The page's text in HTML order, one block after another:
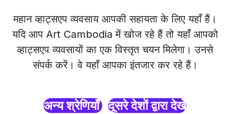
महान व्हाट्सएप व्यवसाय आपकी सहायता के लिए यहाँ हैं।
यदि आप Art Cambodia में खोज रहे हैं तो यहाँ आपको
व्हाट्सएप व्यवसायों का एक विस्तृत चयन मिलेगा। उनसे
संपर्क करें। वे यहाँ आपका इंतजार कर रहे हैं।
अन्य श्रेणियाँ दूसरे देशों द्वारा देखें